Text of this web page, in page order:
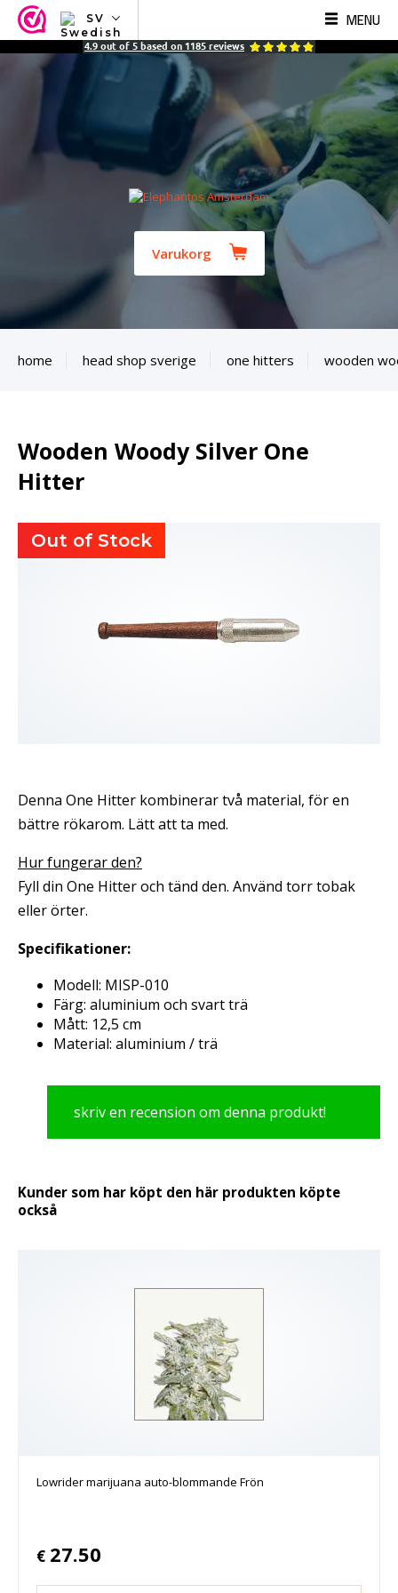
SV
NL
ES
MENU
4.9 out of 5 based on 1185 reviews
Varukorg
home head shop sverige one hitters wooden
Wooden Woody Silver One
Hitter
Out of Stock
Denna One Hitter kombinerar två material, för en
bättre rökarom. Lätt att ta med.
Hur fungerar den?
Fyll din One Hitter och tänd den. Använd torr tobak
eller örter.
Specifikationer:
Modell: MISP-010
Färg: aluminium och svart trä
Mått: 12,5 cm
Material: aluminium / trä
skriv en recension om denna produkt!
Kunder som har köpt den här produkten köpte
också
Lowrider marijuana auto-blommande Frön
€ 27.50